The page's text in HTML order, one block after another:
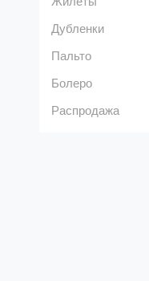
Дубленки
Пальто
Болеро
Распродажа